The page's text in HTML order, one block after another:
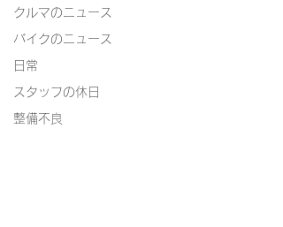
クルマのニュース
バイクのニュース
日常
スタッフの休日
整備不良